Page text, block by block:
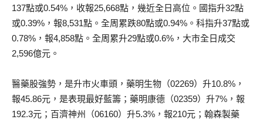
137點或0.54%，收報25,668點，幾近全日高位。國指升32點
或0.39%，報8,531點。全周累跌80點或0.94%。科指升37點或
0.78%，報4,858點。全周累升29點或0.6%，大市全日成交
2,596億元。
醫藥股強勢，是升市火車頭，藥明生物（02269）升10.8%，
報45.86元，是表現最好藍籌；藥明康德（02359）升7%，報
192.3元；百濟神州（06160）升5.3%，報210元；翰森製藥